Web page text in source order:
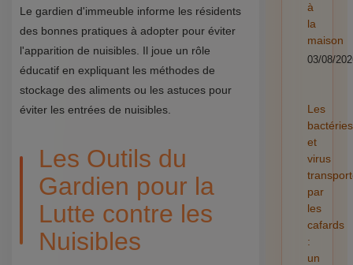
Le gardien d'immeuble informe les résidents
des bonnes pratiques à adopter pour éviter
l'apparition de nuisibles. Il joue un rôle
éducatif en expliquant les méthodes de
stockage des aliments ou les astuces pour
éviter les entrées de nuisibles.
Les Outils du
Gardien pour la
Lutte contre les
Nuisibles
à
la
maison
03/08/
Les
bactéries
et
virus
par
les
cafards
:
un